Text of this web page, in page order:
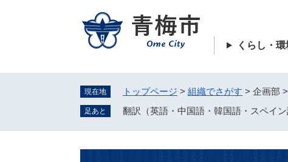
くらし・環
現在地 トップページ > 組織でさがす > 企画部 >
足あと 翻訳（英語・中国語・韓国語・スペイン